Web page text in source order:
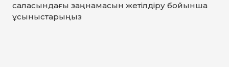
саласындағы заңнамасын жетілдіру бойынша
ұсыныстарыңыз